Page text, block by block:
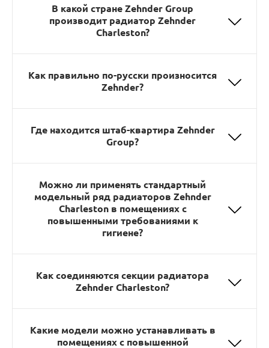
В какой стране Zehnder Group
производит радиатор Zehnder
Charleston?
Как правильно по-русски произносится
Zehnder?
Где находится штаб-квартира Zehnder
Group?
Можно ли применять стандартный
модельный ряд радиаторов Zehnder
Charleston в помещениях с
повышенными требованиями к
гигиене?
Как соединяются секции радиатора
Zehnder Charleston?
Какие модели можно устанавливать в
помещениях с повышенной